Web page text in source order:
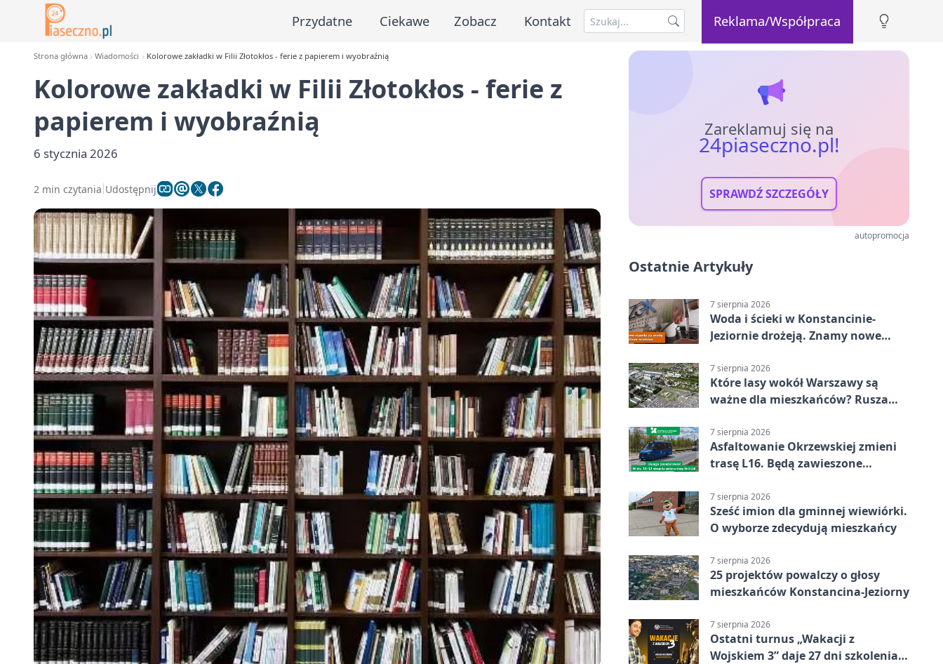
Przydatne Ciekawe Zobacz Kontakt Reklama/Współpraca
Strona główna Wiadomości Kolorowe zakładki w Filii Złotokłos - ferie z papierem i wyobraźnią
Kolorowe zakładki w Filii Złotokłos - ferie z
papierem i wyobraźnią
6 stycznia 2026
2 min czytania Udostępnij
Zareklamuj się na
24piaseczno.pl!
SPRAWDŹ SZCZEGÓŁY
autopromocja
Ostatnie Artykuły
7 sierpnia 2026
Woda i ścieki w Konstancinie-
Jeziornie drożeją. Znamy nowe
7 sierpnia 2026
Które lasy wokół Warszawy są
ważne dla mieszkańców? Rusza
7 sierpnia 2026
Asfaltowanie Okrzewskiej zmieni
trasę L16. Będą zawieszone
7 sierpnia 2026
Sześć imion dla gminnej wiewiórki.
O wyborze zdecydują mieszkańcy
7 sierpnia 2026
25 projektów powalczy o głosy
mieszkańców Konstancina-Jeziorny
7 sierpnia 2026
Ostatni turnus „Wakacji z
Wojskiem 3” daje 27 dni szkolenia i